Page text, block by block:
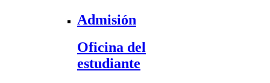
Admisión
Oficina del
estudiante